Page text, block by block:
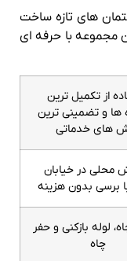
های تازه ساخت
مجموعه با حرفه ای
از تکمیل ترین
ها و تضمینی ترین
های خدماتی
محلی در خیابان
برسی بدون هزینه
لوله بازکنی و حفر
چاه